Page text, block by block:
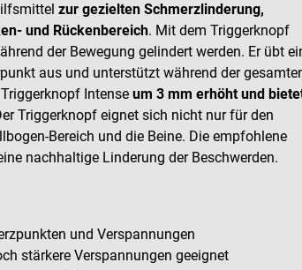
zur gezielten Schmerzlinderung,
und Rückenbereich. Mit dem Triggerknopf
der Bewegung gelindert werden. Er übt
aus und unterstützt während der
Intense um 3 mm erhöht und
Triggerknopf eignet sich nicht nur für den
Bereich und die Beine. Die empfohlene
nachhaltige Linderung der Beschwerden.
und Verspannungen
stärkere Verspannungen geeignet